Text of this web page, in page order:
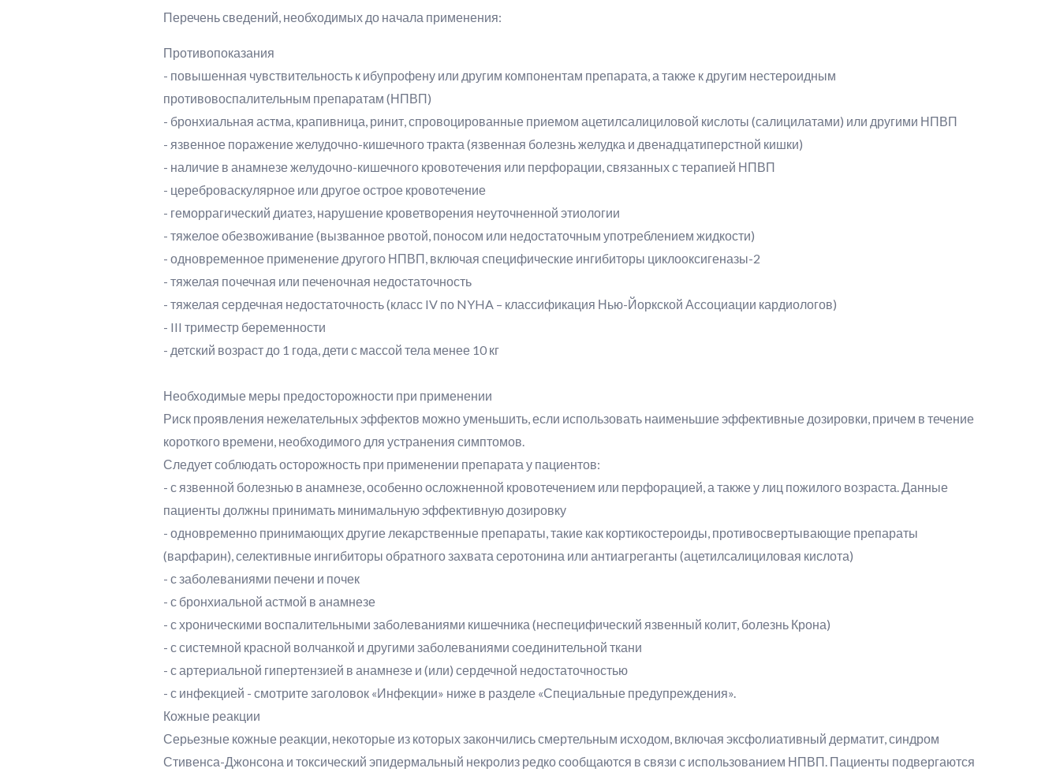
Перечень сведений, необходимых до начала применения:
Противопоказания
- повышенная чувствительность к ибупрофену или другим компонентам препарата, а также к другим нестероидным
противовоспалительным препаратам (НПВП)
- бронхиальная астма, крапивница, ринит, спровоцированные приемом ацетилсалициловой кислоты (салицилатами) или другими НПВП
- язвенное поражение желудочно-кишечного тракта (язвенная болезнь желудка и двенадцатиперстной кишки)
- наличие в анамнезе желудочно-кишечного кровотечения или перфорации, связанных с терапией НПВП
- цереброваскулярное или другое острое кровотечение
- геморрагический диатез, нарушение кроветворения неуточненной этиологии
- тяжелое обезвоживание (вызванное рвотой, поносом или недостаточным употреблением жидкости)
- одновременное применение другого НПВП, включая специфические ингибиторы циклооксигеназы-2
- тяжелая почечная или печеночная недостаточность
- тяжелая сердечная недостаточность (класс IV по NYHA – классификация Нью-Йоркской Ассоциации кардиологов)
- III триместр беременности
- детский возраст до 1 года, дети с массой тела менее 10 кг
Необходимые меры предосторожности при применении
Риск проявления нежелательных эффектов можно уменьшить, если использовать наименьшие эффективные дозировки, причем в течение
короткого времени, необходимого для устранения симптомов.
Следует соблюдать осторожность при применении препарата у пациентов:
- с язвенной болезнью в анамнезе, особенно осложненной кровотечением или перфорацией, а также у лиц пожилого возраста. Данные
пациенты должны принимать минимальную эффективную дозировку
- одновременно принимающих другие лекарственные препараты, такие как кортикостероиды, противосвертывающие препараты
(варфарин), селективные ингибиторы обратного захвата серотонина или антиагреганты (ацетилсалициловая кислота)
- с заболеваниями печени и почек
- с бронхиальной астмой в анамнезе
- с хроническими воспалительными заболеваниями кишечника (неспецифический язвенный колит, болезнь Крона)
- с системной красной волчанкой и другими заболеваниями соединительной ткани
- с артериальной гипертензией в анамнезе и (или) сердечной недостаточностью
- с инфекцией - смотрите заголовок «Инфекции» ниже в разделе «Специальные предупреждения».
Кожные реакции
Серьезные кожные реакции, некоторые из которых закончились смертельным исходом, включая эксфолиативный дерматит, синдром
Стивенса-Джонсона и токсический эпидермальный некролиз редко сообщаются в связи с использованием НПВП. Пациенты подвергаются